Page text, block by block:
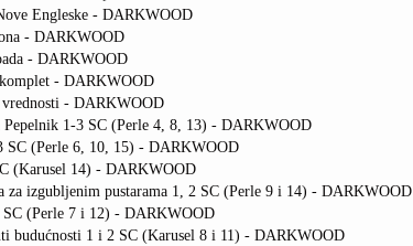
Engleske - DARKWOOD
- DARKWOOD
- DARKWOOD
- DARKWOOD
- DARKWOOD
1-3 SC (Perle 4, 8, 13) - DARKWOOD
SC (Perle 6, 10, 15) - DARKWOOD
(Karusel 14) - DARKWOOD
za izgubljenim pustarama 1, 2 SC (Perle 9 i 14) - DARKWOOD
SC (Perle 7 i 12) - DARKWOOD
budućnosti 1 i 2 SC (Karusel 8 i 11) - DARKWOOD